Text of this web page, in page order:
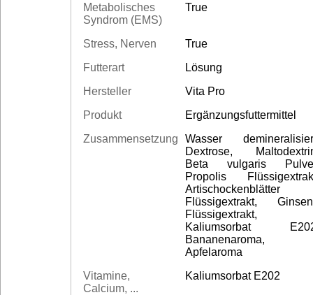
Metabolisches
Syndrom (EMS)
True
Stress, Nerven
True
Futterart
Lösung
Hersteller
Vita Pro
Produkt
Ergänzungsfuttermittel
Zusammensetzung
Wasser
Dextrose,
Beta vulgaris
Propolis
Artischockenblätter
Flüssigextrakt,
Flüssigextrakt,
Kaliumsorbat
Bananenaroma,
Apfelaroma
Vitamine,
Calcium, ...
Kaliumsorbat E202